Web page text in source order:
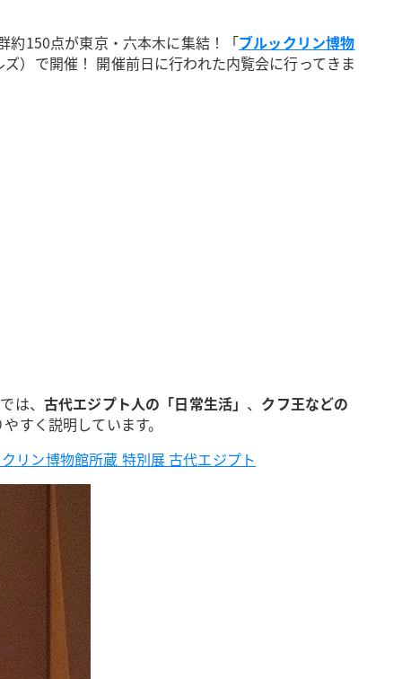
約150点が東京・六本木に集結！「ブルックリン博物
ズ）で開催！ 開催前日に行われた内覧会に行ってきま
は、 古代エジプト人の「日常生活」 、 クフ王などの
すく説明しています。
リン博物館所蔵 特別展 古代エジプト